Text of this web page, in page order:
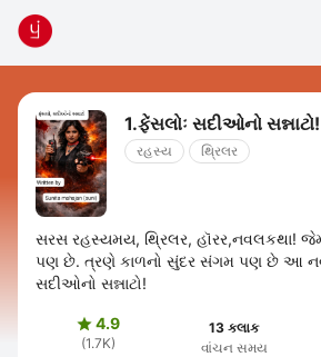
1.ફેંસલોઃ સદીઓનો સન્નાટો!
રહસ્ય થ્રિલર
સરસ રહસ્યમય, થ્રિલર, હૉરર,નવલકથા!
પણ છે. ત્રણે કાળનો સુંદર સંગમ પણ છે આ
સદીઓનો સન્નાટો!
 4.9
(1.7K)
13 કલાક
વાંચન સમય